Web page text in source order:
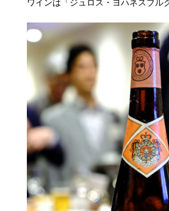
ワインは「ジュロス・ヨハネスブル